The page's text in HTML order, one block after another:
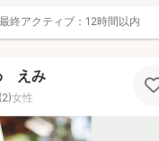
最終アクティブ： 12時間以内
えみ
(2)女性